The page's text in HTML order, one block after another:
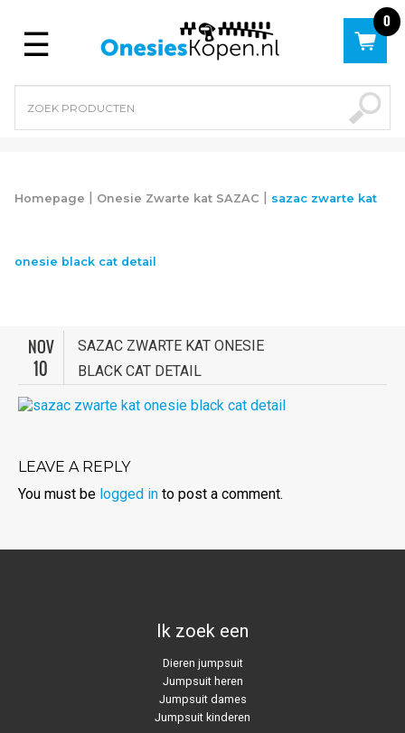
Menu
0
Homepage | Onesie Zwarte kat SAZAC | sazac zwarte kat
onesie black cat detail
NOV
10
SAZAC ZWARTE KAT ONESIE
BLACK CAT DETAIL
LEAVE A REPLY
You must be logged in to post a comment.
Ik zoek een
Dieren jumpsuit
Jumpsuit heren
Jumpsuit dames
Jumpsuit kinderen